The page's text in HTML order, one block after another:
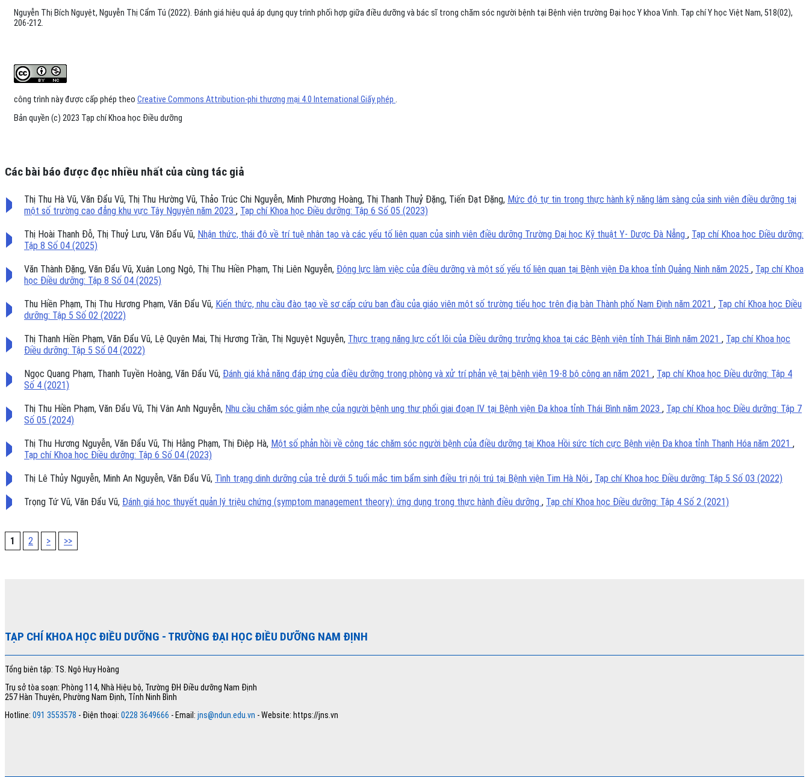
Nguyễn Thị Bích Nguyệt, Nguyễn Thị Cẩm Tú (2022). Đánh giá hiệu quả áp dụng quy trình phối hợp giữa điều dưỡng và bác sĩ trong chăm sóc người bệnh tại Bệnh viện trường Đại học Y khoa Vinh. Tạp chí Y học Việt Nam, 518(02),
206-212.
công trình này được cấp phép theo Creative Commons Attribution-phi thương mại 4.0 International Giấy phép .
Bản quyền (c) 2023 Tạp chí Khoa học Điều dưỡng
Các bài báo được đọc nhiều nhất của cùng tác giả
Thị Thu Hà Vũ, Văn Đẩu Vũ, Thị Thu Hường Vũ, Thảo Trúc Chi Nguyễn, Minh Phương Hoàng, Thị Thanh Thuỷ Đặng, Tiến Đạt Đặng, Mức độ tự tin trong thực hành kỹ năng lâm sàng của sinh viên điều dưỡng tại
một số trường cao đẳng khu vực Tây Nguyên năm 2023 , Tạp chí Khoa học Điều dưỡng: Tập 6 Số 05 (2023)
Thị Hoài Thanh Đỗ, Thị Thuỷ Lưu, Văn Đẩu Vũ, Nhận thức, thái độ về trí tuệ nhân tạo và các yếu tố liên quan của sinh viên điều dưỡng Trường Đại học Kỹ thuật Y- Dược Đà Nẵng , Tạp chí Khoa học Điều dưỡng:
Tập 8 Số 04 (2025)
Văn Thành Đặng, Văn Đẩu Vũ, Xuân Long Ngô, Thị Thu Hiền Phạm, Thị Liên Nguyễn, Động lực làm việc của điều dưỡng và một số yếu tố liên quan tại Bệnh viện Đa khoa tỉnh Quảng Ninh năm 2025 , Tạp chí Khoa
học Điều dưỡng: Tập 8 Số 04 (2025)
Thu Hiền Phạm, Thị Thu Hương Phạm, Văn Đẩu Vũ, Kiến thức, nhu cầu đào tạo về sơ cấp cứu ban đầu của giáo viên một số trường tiểu học trên địa bàn Thành phố Nam Định năm 2021 , Tạp chí Khoa học Điều
dưỡng: Tập 5 Số 02 (2022)
Thị Thanh Hiền Phạm, Văn Đẩu Vũ, Lệ Quyên Mai, Thị Hương Trần, Thị Nguyệt Nguyễn, Thực trạng năng lực cốt lõi của Điều dưỡng trưởng khoa tại các Bệnh viện tỉnh Thái Bình năm 2021 , Tạp chí Khoa học
Điều dưỡng: Tập 5 Số 04 (2022)
Ngọc Quang Phạm, Thanh Tuyền Hoàng, Văn Đẩu Vũ, Đánh giá khả năng đáp ứng của điều dưỡng trong phòng và xử trí phản vệ tại bệnh viện 19-8 bộ công an năm 2021 , Tạp chí Khoa học Điều dưỡng: Tập 4
Số 4 (2021)
Thị Thu Hiền Phạm, Văn Đẩu Vũ, Thị Vân Anh Nguyễn, Nhu cầu chăm sóc giảm nhẹ của người bệnh ung thư phổi giai đoạn IV tại Bệnh viện Đa khoa tỉnh Thái Bình năm 2023 , Tạp chí Khoa học Điều dưỡng: Tập 7
Số 05 (2024)
Thị Thu Hương Nguyễn, Văn Đẩu Vũ, Thị Hằng Phạm, Thị Điệp Hà, Một số phản hồi về công tác chăm sóc người bệnh của điều dưỡng tại Khoa Hồi sức tích cực Bệnh viện Đa khoa tỉnh Thanh Hóa năm 2021 ,
Tạp chí Khoa học Điều dưỡng: Tập 6 Số 04 (2023)
Thị Lê Thủy Nguyễn, Minh An Nguyễn, Văn Đẩu Vũ, Tình trạng dinh dưỡng của trẻ dưới 5 tuổi mắc tim bẩm sinh điều trị nội trú tại Bệnh viện Tim Hà Nội , Tạp chí Khoa học Điều dưỡng: Tập 5 Số 03 (2022)
Trọng Tứ Vũ, Văn Đẩu Vũ, Đánh giá học thuyết quản lý triệu chứng (symptom management theory): ứng dụng trong thực hành điều dưỡng , Tạp chí Khoa học Điều dưỡng: Tập 4 Số 2 (2021)
1 2 > >>
TẠP CHÍ KHOA HỌC ĐIỀU DƯỠNG - TRƯỜNG ĐẠI HỌC ĐIỀU DƯỠNG NAM ĐỊNH
Tổng biên tập: TS. Ngô Huy Hoàng
Trụ sở tòa soạn: Phòng 114, Nhà Hiệu bộ, Trường ĐH Điều dưỡng Nam Định
257 Hàn Thuyên, Phường Nam Định, Tỉnh Ninh Bình
Hotline: 091 3553578 - Điện thoại: 0228 3649666 - Email: jns@ndun.edu.vn - Website: https://jns.vn